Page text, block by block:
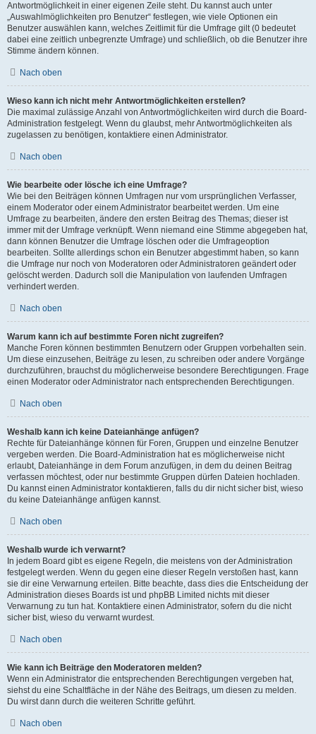
Antwortmöglichkeit in einer eigenen Zeile steht. Du kannst auch unter
„Auswahlmöglichkeiten pro Benutzer“ festlegen, wie viele Optionen ein
Benutzer auswählen kann, welches Zeitlimit für die Umfrage gilt (0 bedeutet
dabei eine zeitlich unbegrenzte Umfrage) und schließlich, ob die Benutzer ihre
Stimme ändern können.
Nach oben
Wieso kann ich nicht mehr Antwortmöglichkeiten erstellen?
Die maximal zulässige Anzahl von Antwortmöglichkeiten wird durch die Board-
Administration festgelegt. Wenn du glaubst, mehr Antwortmöglichkeiten als
zugelassen zu benötigen, kontaktiere einen Administrator.
Nach oben
Wie bearbeite oder lösche ich eine Umfrage?
Wie bei den Beiträgen können Umfragen nur vom ursprünglichen Verfasser,
einem Moderator oder einem Administrator bearbeitet werden. Um eine
Umfrage zu bearbeiten, ändere den ersten Beitrag des Themas; dieser ist
immer mit der Umfrage verknüpft. Wenn niemand eine Stimme abgegeben hat,
dann können Benutzer die Umfrage löschen oder die Umfrageoption
bearbeiten. Sollte allerdings schon ein Benutzer abgestimmt haben, so kann
die Umfrage nur noch von Moderatoren oder Administratoren geändert oder
gelöscht werden. Dadurch soll die Manipulation von laufenden Umfragen
verhindert werden.
Nach oben
Warum kann ich auf bestimmte Foren nicht zugreifen?
Manche Foren können bestimmten Benutzern oder Gruppen vorbehalten sein.
Um diese einzusehen, Beiträge zu lesen, zu schreiben oder andere Vorgänge
durchzuführen, brauchst du möglicherweise besondere Berechtigungen. Frage
einen Moderator oder Administrator nach entsprechenden Berechtigungen.
Nach oben
Weshalb kann ich keine Dateianhänge anfügen?
Rechte für Dateianhänge können für Foren, Gruppen und einzelne Benutzer
vergeben werden. Die Board-Administration hat es möglicherweise nicht
erlaubt, Dateianhänge in dem Forum anzufügen, in dem du deinen Beitrag
verfassen möchtest, oder nur bestimmte Gruppen dürfen Dateien hochladen.
Du kannst einen Administrator kontaktieren, falls du dir nicht sicher bist, wieso
du keine Dateianhänge anfügen kannst.
Nach oben
Weshalb wurde ich verwarnt?
In jedem Board gibt es eigene Regeln, die meistens von der Administration
festgelegt werden. Wenn du gegen eine dieser Regeln verstoßen hast, kann
sie dir eine Verwarnung erteilen. Bitte beachte, dass dies die Entscheidung der
Administration dieses Boards ist und phpBB Limited nichts mit dieser
Verwarnung zu tun hat. Kontaktiere einen Administrator, sofern du die nicht
sicher bist, wieso du verwarnt wurdest.
Nach oben
Wie kann ich Beiträge den Moderatoren melden?
Wenn ein Administrator die entsprechenden Berechtigungen vergeben hat,
siehst du eine Schaltfläche in der Nähe des Beitrags, um diesen zu melden.
Du wirst dann durch die weiteren Schritte geführt.
Nach oben